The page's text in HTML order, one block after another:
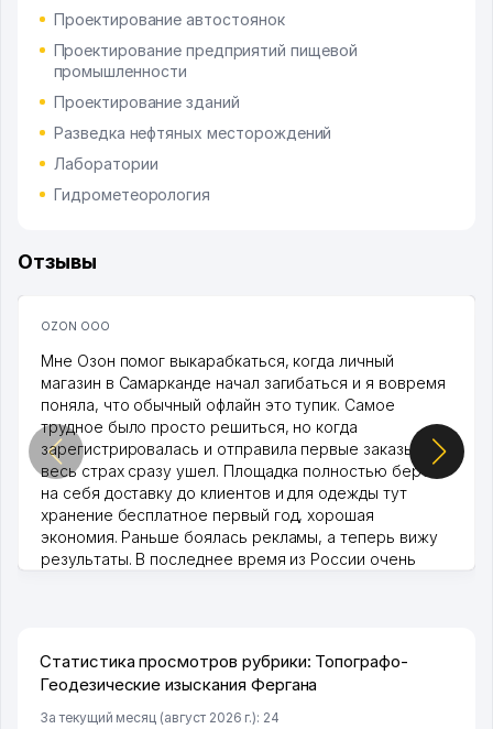
Проектирование автостоянок
Проектирование предприятий пищевой
промышленности
Проектирование зданий
Разведка нефтяных месторождений
Лаборатории
Гидрометеорология
Отзывы
OZON ООО
Мне Озон помог выкарабкаться, когда личный
магазин в Самарканде начал загибаться и я вовремя
поняла, что обычный офлайн это тупик. Самое
трудное было просто решиться, но когда
зарегистрировалась и отправила первые заказы,
весь страх сразу ушел. Площадка полностью берет
на себя доставку до клиентов и для одежды тут
хранение бесплатное первый год, хорошая
экономия. Раньше боялась рекламы, а теперь вижу
результаты. В последнее время из России очень
Статистика просмотров рубрики: Топографо-
Геодезические изыскания Фергана
За текущий месяц (август 2026 г.): 24